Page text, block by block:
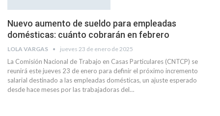
Nuevo aumento de sueldo para empleadas
domésticas: cuánto cobrarán en febrero
LOLA VARGAS jueves 23 de enero de 2025
La Comisión Nacional de Trabajo en Casas Particulares (CNTCP) se
reunirá este jueves 23 de enero para definir el próximo incremento
salarial destinado a las empleadas domésticas, un ajuste esperado
desde hace meses por las trabajadoras del…